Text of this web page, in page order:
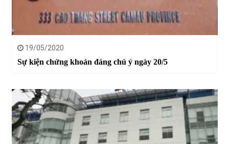
19/05/2020
Sự kiện chứng khoán đáng chú ý ngày 20/5